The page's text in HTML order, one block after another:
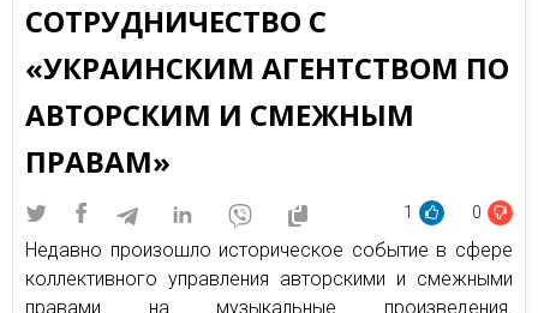
СОТРУДНИЧЕСТВО С
«УКРАИНСКИМ АГЕНТСТВОМ ПО
АВТОРСКИМ И СМЕЖНЫМ
ПРАВАМ»
1 0
Недавно произошло историческое событие в сфере
коллективного управления авторскими и смежными
правами на музыкальные произведения.